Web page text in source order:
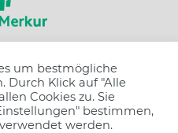
um bestmögliche
Durch Klick auf "Alle
Cookies zu. Sie
bestimmen,
werden.